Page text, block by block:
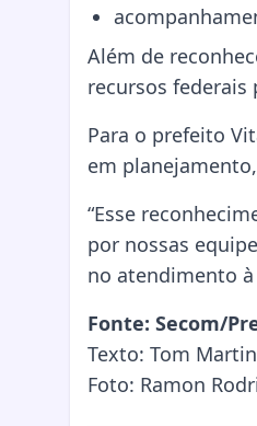
Além de
recursos
Para o prefeito
em
“Esse
por nossas
no atendimento
Fonte: Secom/
Texto: Tom
Foto: Ramon